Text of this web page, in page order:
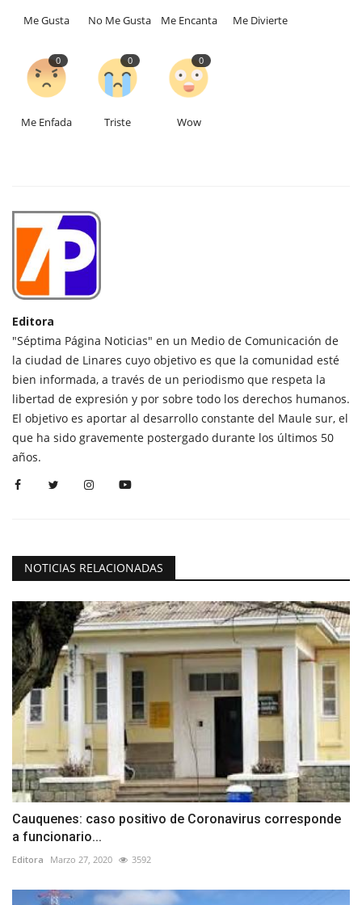
Me Gusta No Me Gusta Me Encanta Me Divierte
0
Me Enfada
0
Triste
0
Wow
Editora
"Séptima Página Noticias" en un Medio de Comunicación de
la ciudad de Linares cuyo objetivo es que la comunidad esté
bien informada, a través de un periodismo que respeta la
libertad de expresión y por sobre todo los derechos humanos.
El objetivo es aportar al desarrollo constante del Maule sur, el
que ha sido gravemente postergado durante los últimos 50
años.
NOTICIAS RELACIONADAS
Cauquenes: caso positivo de Coronavirus corresponde
a funcionario...
Editora Marzo 27, 2020 3592